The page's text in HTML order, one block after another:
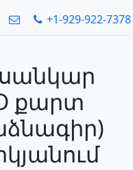
+1-929-922-7378
քարտ